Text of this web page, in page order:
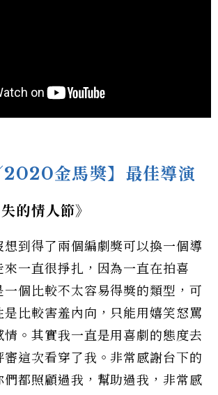
2020金馬獎】最佳導演
的情人節》
想到得了兩個編劇獎可以換一個導
一直很掙扎，因為一直在拍喜
一個比較不太容易得獎的類型，可
是比較害羞內向，只能用嬉笑怒罵
情。其實我一直是用喜劇的態度去
審這次看穿了我。非常感謝台下的
們都照顧過我，幫助過我，非常感